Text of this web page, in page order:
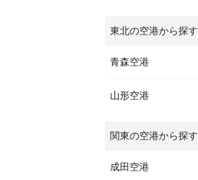
東北の空港から探す
青森空港
山形空港
関東の空港から探す
成田空港